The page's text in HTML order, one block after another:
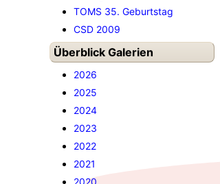
TOMS 35. Geburtstag
CSD 2009
Überblick Galerien
2026
2025
2024
2023
2022
2021
2020